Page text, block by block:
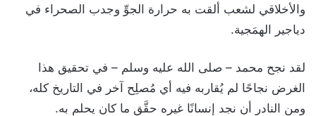
والأخلاقي لشعب ألقت به حرارة الجوِّ وجدب الصحراء في
دياجير الهمَجية.
لقد نجح محمد – صلى الله عليه وسلم – في تحقيق هذا
الغرض نجاحًا لم يُقاربه فيه أي مُصلِح آخر في التاريخ كله،
ومن النادر أن نجد إنسانًا غيره حقَّق ما كان يحلم به.